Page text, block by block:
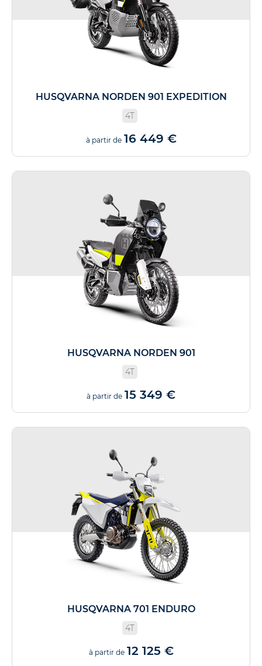
HUSQVARNA NORDEN 901 EXPEDITION
4T
à partir de 16 449 €
HUSQVARNA NORDEN 901
4T
à partir de 15 349 €
HUSQVARNA 701 ENDURO
4T
à partir de 12 125 €